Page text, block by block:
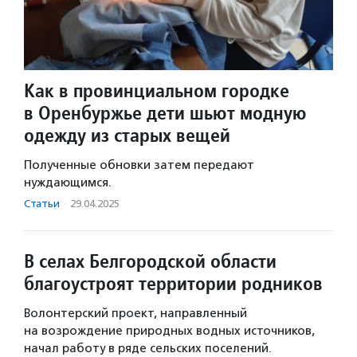
Как в провинциальном городке
в Оренбуржье дети шьют модную
одежду из старых вещей
Полученные обновки затем передают
нуждающимся.
Статьи · 29.04.2025
В селах Белгородской области
благоустроят территории родников
Волонтерский проект, направленный
на возрождение природных водных источников,
начал работу в ряде сельских поселений.